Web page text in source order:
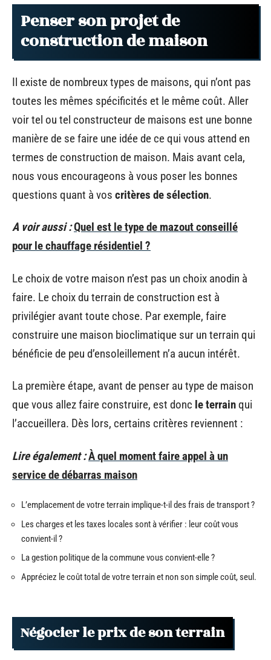
Penser son projet de
construction de maison
Il existe de nombreux types de maisons, qui n’ont pas
toutes les mêmes spécificités et le même coût. Aller
voir tel ou tel constructeur de maisons est une bonne
manière de se faire une idée de ce qui vous attend en
termes de construction de maison. Mais avant cela,
nous vous encourageons à vous poser les bonnes
questions quant à vos critères de sélection.
A voir aussi :Quel est le type de mazout conseillé
pour le chauffage résidentiel ?
Le choix de votre maison n’est pas un choix anodin à
faire. Le choix du terrain de construction est à
privilégier avant toute chose. Par exemple, faire
construire une maison bioclimatique sur un terrain qui
bénéficie de peu d’ensoleillement n’a aucun intérêt.
La première étape, avant de penser au type de maison
que vous allez faire construire, est donc le terrainqui
l’accueillera. Dès lors, certains critères reviennent :
Lire également :À quel moment faire appel à un
service de débarras maison
L’emplacement de votre terrain implique-t-il des frais de transport ?
Les charges et les taxes locales sont à vérifier : leur coût vous
convient-il ?
La gestion politique de la commune vous convient-elle ?
Appréciez le coût total de votre terrain et non son simple coût, seul.
Négocier le prix de son terrain